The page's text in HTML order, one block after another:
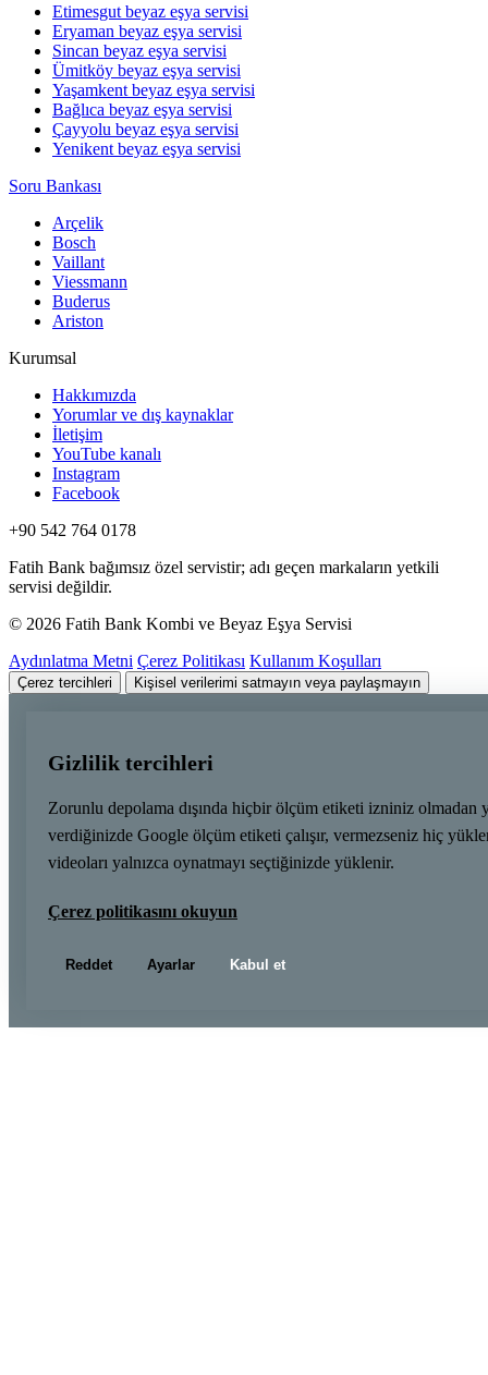
Etimesgut beyaz eşya servisi
Eryaman beyaz eşya servisi
Sincan beyaz eşya servisi
Ümitköy beyaz eşya servisi
Yaşamkent beyaz eşya servisi
Bağlıca beyaz eşya servisi
Çayyolu beyaz eşya servisi
Yenikent beyaz eşya servisi
Soru Bankası
Arçelik
Bosch
Vaillant
Viessmann
Buderus
Ariston
Kurumsal
Hakkımızda
Yorumlar ve dış kaynaklar
İletişim
YouTube kanalı
Instagram
Facebook
+90 542 764 0178
Fatih Bank bağımsız özel servistir; adı geçen markaların yetkili
servisi değildir.
© 2026 Fatih Bank Kombi ve Beyaz Eşya Servisi
Aydınlatma Metni Çerez Politikası Kullanım Koşulları
Çerez tercihleri Kişisel verilerimi satmayın veya paylaşmayın
Gizlilik tercihleri
Zorunlu depolama dışında hiçbir ölçüm etiketi izniniz olmadan
verdiğinizde Google ölçüm etiketi çalışır, vermezseniz hiç
videoları yalnızca oynatmayı seçtiğinizde yüklenir.
Çerez politikasını okuyun
Reddet Ayarlar Kabul et